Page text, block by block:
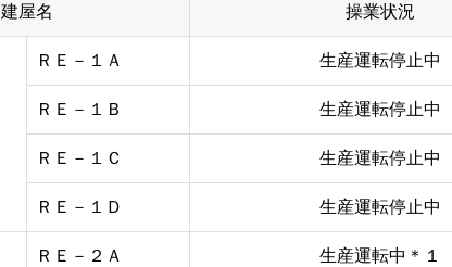
建屋名 操業状況
ＲＥ－１Ａ 生産運転停止中
ＲＥ－１Ｂ 生産運転停止中
ＲＥ－１Ｃ 生産運転停止中
ＲＥ－１Ｄ 生産運転停止中
ＲＥ－２Ａ
生産運転中＊１